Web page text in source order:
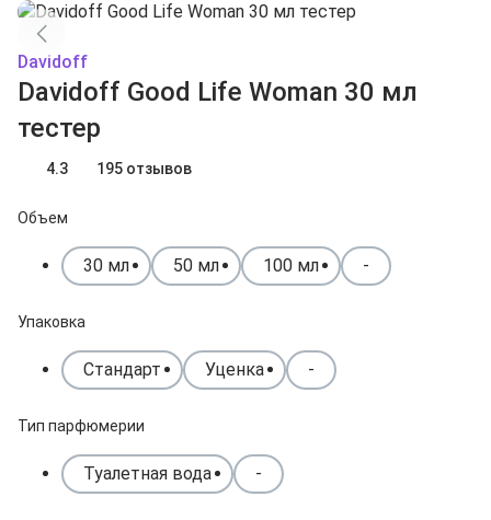
Davidoff
Davidoff Good Life Woman 30 мл
тестер
4.3 195 отзывов
Объем
30 мл 50 мл 100 мл -
Упаковка
Стандарт Уценка -
Тип парфюмерии
Туалетная вода -